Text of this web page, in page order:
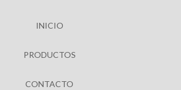
INICIO
PRODUCTOS
CONTACTO